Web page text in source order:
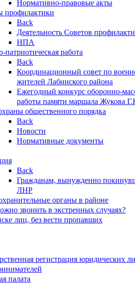
Нормативно-правовые акты
профилактики
Back
Деятельность Советов
НПА
патриотическая работа
Back
Координационный совет по
жителей Лабинского района
Ежегодный конкурс оборонно-
работы памяти маршала Жукова
общественного порядка
Back
Новости
Нормативные документы
Back
Гражданам, вынужденно
ЛНР
органы в районе
звонить в экстренных случаях?
лиц, без вести пропавших
регистрация юридических
палата